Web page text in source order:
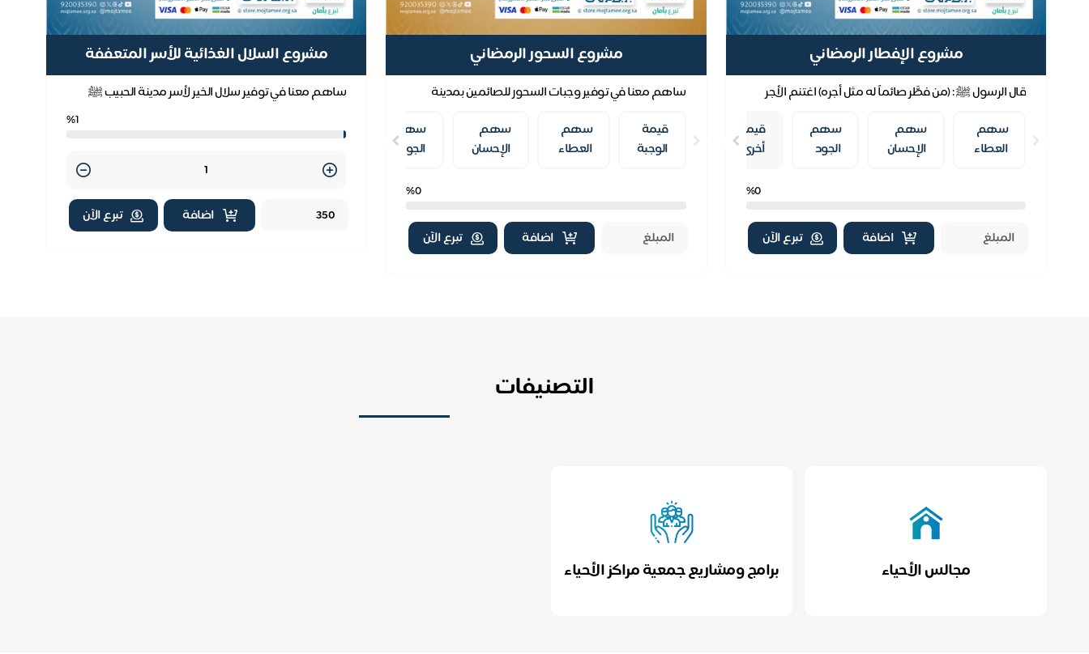
مشروع الإفطار الرمضاني
قال الرسول ﷺ : (من فطَّر صائماً له مثل أجره) اغتنم الأجر
سهم
العطاء
سهم
الإحسان
سهم
الجود
قيمة
أخرى
%0
اضافة تبرع الآن
مشروع السحور الرمضاني
ساهم معنا في توفير وجبات السحور للصائمين بمدينة
قيمة
الوجبة
سهم
العطاء
سهم
الإحسان
سهم
الجود
قيمة
%0
اضافة تبرع الآن
مشروع السلال الغذائية للأسر المتعففة
ساهم معنا في توفير سلال الخير لأسر مدينة الحبيب ﷺ
%1
Quantity
اضافة
تبرع الآن
التصنيفات
مجالس الأحياء برامج ومشاريع جمعية مراكز الأحياء